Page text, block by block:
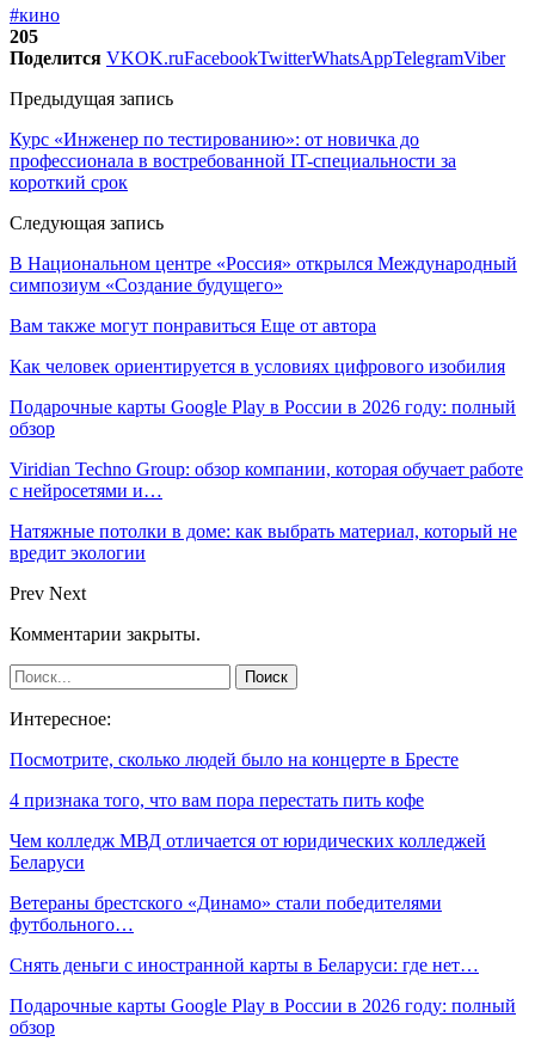
#кино
205
Поделится VKOK.ruFacebookTwitterWhatsAppTelegramViber
Предыдущая запись
Курс «Инженер по тестированию»: от новичка до
профессионала в востребованной IT-специальности за
короткий срок
Следующая запись
В Национальном центре «Россия» открылся Международный
симпозиум «Создание будущего»
Вам также могут понравиться Еще от автора
Как человек ориентируется в условиях цифрового изобилия
Подарочные карты Google Play в России в 2026 году: полный
обзор
Viridian Techno Group: обзор компании, которая обучает работе
с нейросетями и…
Натяжные потолки в доме: как выбрать материал, который не
вредит экологии
Prev Next
Комментарии закрыты.
Интересное:
Посмотрите, сколько людей было на концерте в Бресте
4 признака того, что вам пора перестать пить кофе
Чем колледж МВД отличается от юридических колледжей
Беларуси
Ветераны брестского «Динамо» стали победителями
футбольного…
Снять деньги с иностранной карты в Беларуси: где нет…
Подарочные карты Google Play в России в 2026 году: полный
обзор